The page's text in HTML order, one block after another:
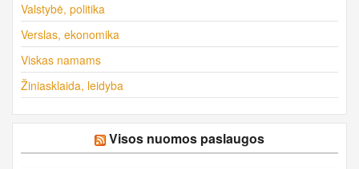
Valstybė, politika
Verslas, ekonomika
Viskas namams
Žiniasklaida, leidyba
Visos nuomos paslaugos